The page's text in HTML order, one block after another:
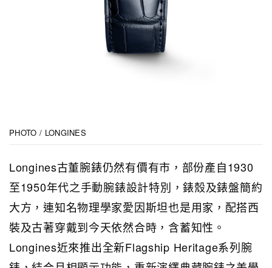
PHOTO / LONGINES
Longines古董腕錶仍然有價有市，部份產自1930
至1950年代之手動腕錶設計特別，錶殼及錶盤簡約
大方，連知名物理學家愛因斯坦也是用家，配搭西
裝及古著穿戴到今天依然合時，含蓄知性。
Longines近來推出全新Flagship Heritage系列腕